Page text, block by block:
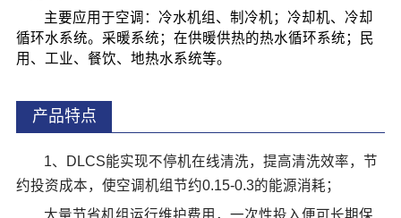
主要应用于空调：冷水机组、制冷机；冷却机、冷却
循环水系统。采暖系统；在供暖供热的热水循环系统；民
用、工业、餐饮、地热水系统等。
产品特点
1、DLCS能实现不停机在线清洗，提高清洗效率，节
约投资成本，使空调机组节约0.15-0.3的能源消耗；